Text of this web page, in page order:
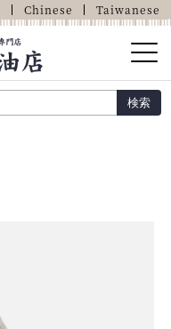
Chinese Taiwanese
検索